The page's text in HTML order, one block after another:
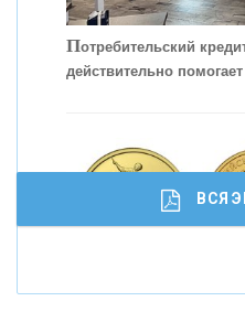
Скорость - один
кредитовании
Потребительский
действительно помогает
И
ВСЯ